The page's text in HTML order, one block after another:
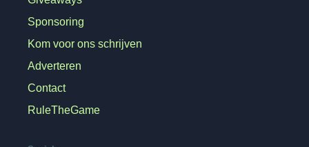
Sponsoring
Kom voor ons schrijven
Adverteren
Contact
RuleTheGame